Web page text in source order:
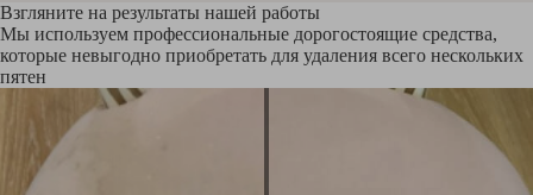
Взгляните на результаты нашей работы
Мы используем профессиональные дорогостоящие средства,
которые невыгодно приобретать для удаления всего нескольких
пятен